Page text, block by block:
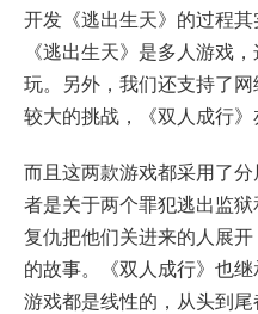
开发《逃出生天》的过程
《逃出生天》是多人游戏
玩。另外，我们还支持了
较大的挑战，《双人成行》
而且这两款游戏都采用了
者是关于两个罪犯逃出监
复仇把他们关进来的人展
的故事。《双人成行》也
游戏都是线性的，从头到